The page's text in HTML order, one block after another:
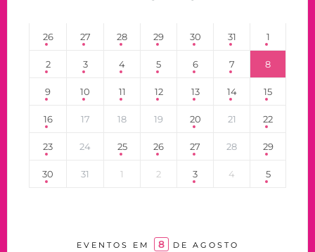
26 27 28 29 30 31 1
2 3 4 5 6 7 8
9 10 11 12 13 14 15
16 17 18 19 20 21 22
23 24 25 26 27 28 29
30 31 1 2 3 4 5
EVENTOS EM 8 DE AGOSTO